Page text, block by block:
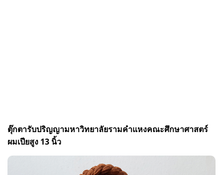
ตุ๊กตารับปริญญามหาวิทยาลัยรามคำแหงคณะศึกษาศาสตร์
ผมเปียสูง 13 นิ้ว